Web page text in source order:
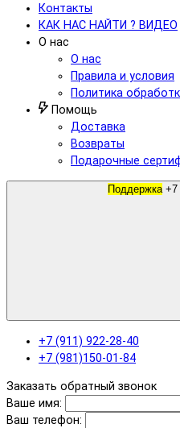
Контакты
КАК НАС НАЙТИ ? ВИДЕО
О нас
О нас
Правила и условия
Политика
Помощь
Доставка
Возвраты
Подарочные
Поддержка
+7 (911) 922-28-40
+7 (981)150-01-84
Заказать обратный звонок
Ваше имя:
Ваш телефон: